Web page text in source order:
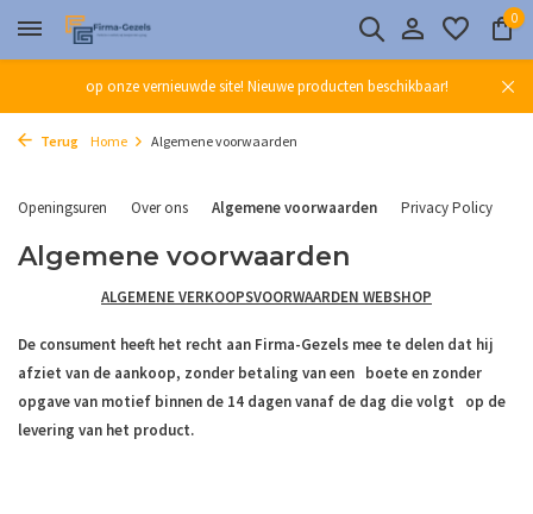
0
op onze vernieuwde site! Nieuwe producten beschikbaar!
Terug Home Algemene voorwaarden
Openingsuren Over ons Algemene voorwaarden Privacy Policy
Algemene voorwaarden
ALGEMENE VERKOOPSVOORWAARDEN WEBSHOP
De consument heeft het recht aan Firma-Gezels mee te delen dat hij
afziet van de aankoop, zonder betaling van een boete en zonder
opgave van motief binnen de 14 dagen vanaf de dag die volgt op de
levering van het product.